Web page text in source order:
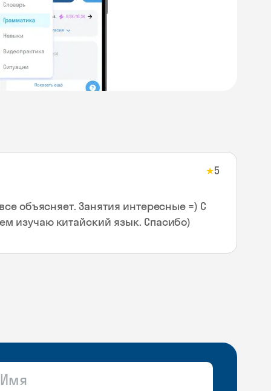
★5
объясняет. Занятия интересные =) С
изучаю китайский язык. Спасибо)